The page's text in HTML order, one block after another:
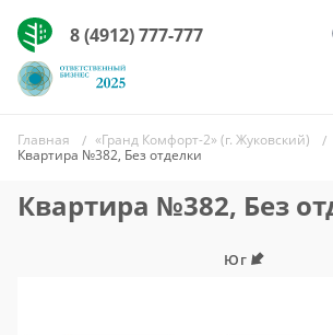
8 (4912) 777-777
Главная
«Гранд Комфорт-2» (г. Жуковский)
Квартира №382, Без отделки
Квартира №382, Без
Юг